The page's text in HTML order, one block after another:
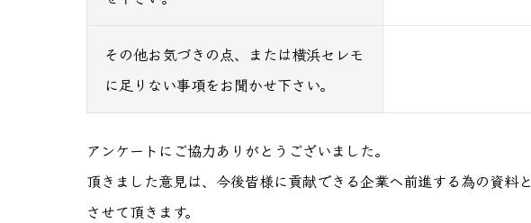
その他お気づきの点、または横浜セレモ
に足りない事項をお聞かせ下さい。
アンケートにご協力ありがとうございました。
頂きました意見は、今後皆様に貢献できる企業へ前進する為の資料と
させて頂きます。